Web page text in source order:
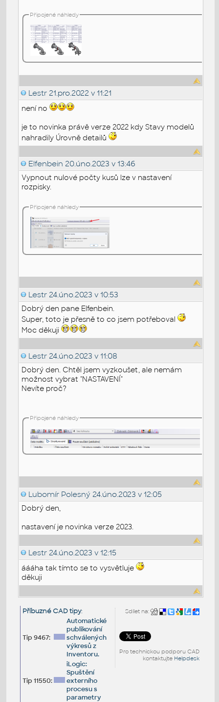
Připojené náhledy
Lestr 21.pro.2022 v 11:21
není no
je to novinka právě verze 2022 kdy Stavy modelů
nahradily Úrovně detailů
Elfenbein 20.úno.2023 v 13:46
Vypnout nulové počty kusů lze v nastavení
rozpisky.
Připojené náhledy
Lestr 24.úno.2023 v 10:53
Dobrý den pane Elfenbein.
Super, toto je přesně to co jsem potřeboval
Moc děkuji
Lestr 24.úno.2023 v 11:08
Dobrý den. Chtěl jsem vyzkoušet, ale nemám
možnost vybrat "NASTAVENÍ"
Nevíte proč?
Připojené náhledy
Lubomír Polesný 24.úno.2023 v 12:05
Dobrý den,
nastavení je novinka verze 2023.
Lestr 24.úno.2023 v 12:15
áááha tak tímto se to vysvětluje
děkuji
Sdílet na:
Pro technickou podporu CAD
kontaktujte Helpdesk
Příbuzné CAD tipy:
Tip 9467:
Automatické
publikování
schválených
výkresů z
Inventoru.
Tip 11550:
iLogic:
Spuštění
externího
procesu s
parametry